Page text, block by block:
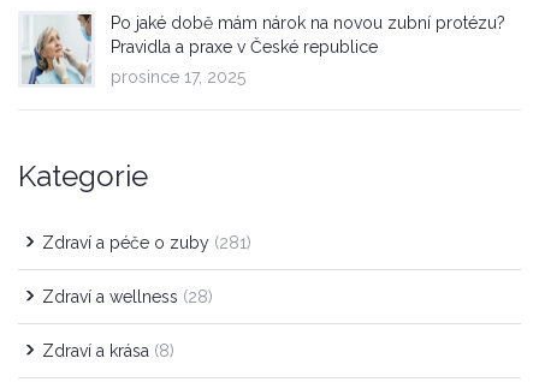
Po jaké době mám nárok na novou zubní protézu?
Pravidla a praxe v České republice
prosince 17, 2025
Kategorie
Zdraví a péče o zuby (281)
Zdraví a wellness (28)
Zdraví a krása (8)